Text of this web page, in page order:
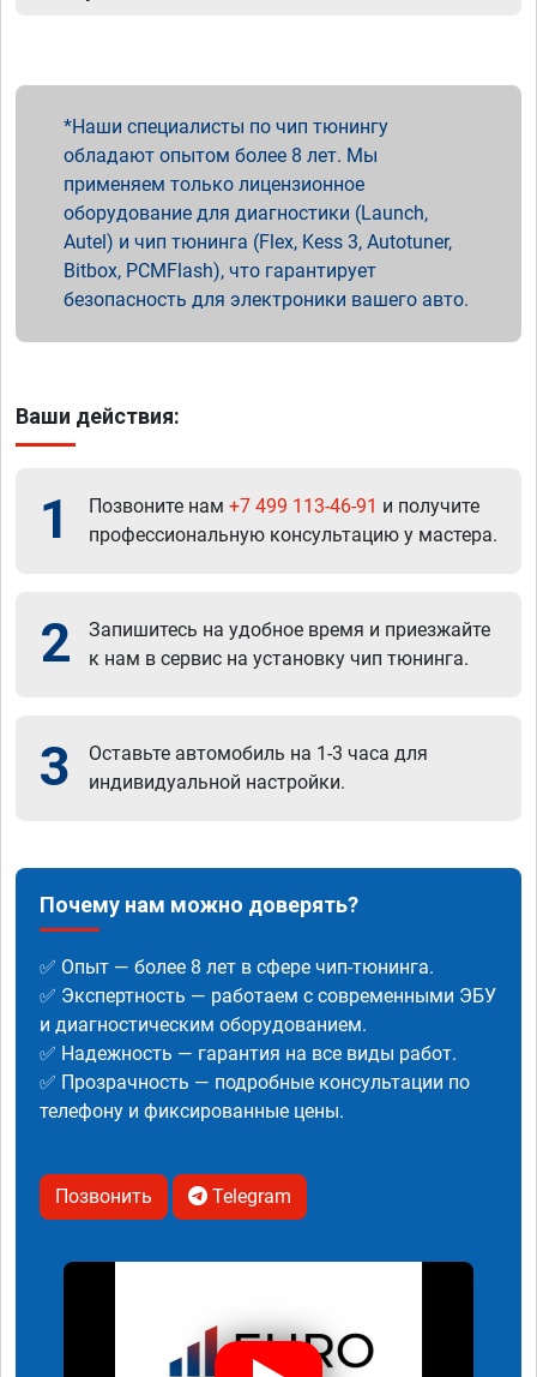
Наши специалисты по чип тюнингу
обладают опытом более 8 лет. Мы
применяем только лицензионное
оборудование для диагностики (Launch,
Autel) и чип тюнинга (Flex, Kess 3, Autotuner,
Bitbox, PCMFlash), что гарантирует
безопасность для электроники вашего авто.
Ваши действия:
1 Позвоните нам +7 499 113-46-91 и получите
профессиональную консультацию у мастера.
2
Запишитесь на удобное время и приезжайте
к нам в сервис на установку чип тюнинга.
3
Оставьте автомобиль на 1-3 часа для
индивидуальной настройки.
Почему нам можно доверять?
✅ Опыт — более 8 лет в сфере чип-тюнинга.
✅ Экспертность — работаем с современными ЭБУ
и диагностическим оборудованием.
✅ Надежность — гарантия на все виды работ.
✅ Прозрачность — подробные консультации по
телефону и фиксированные цены.
Позвонить Telegram